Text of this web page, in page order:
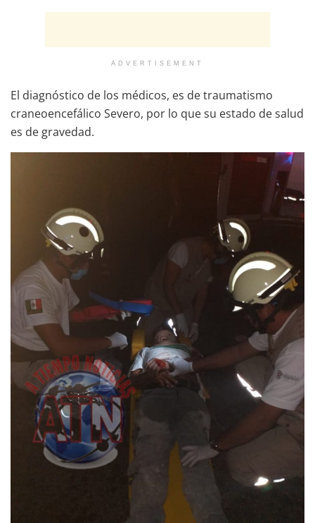
ADVERTISEMENT
El diagnóstico de los médicos, es de traumatismo
craneoencefálico Severo, por lo que su estado de salud
es de gravedad.